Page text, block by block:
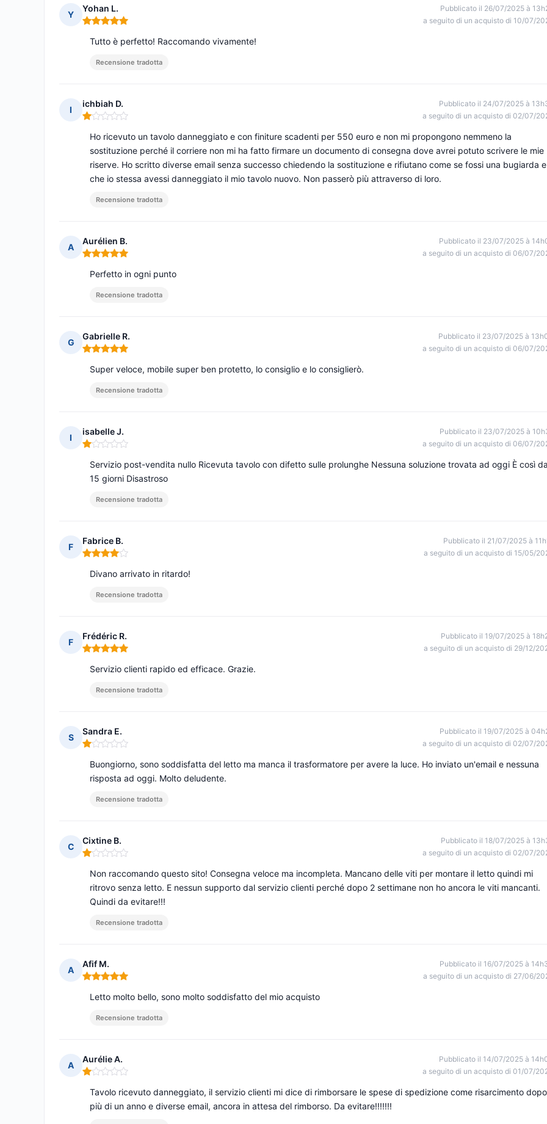
Y
Yohan L.
Nota: 5 su 5
Pubblicato il 26/07/2025 à
a seguito di un acquisto di 10/07/
Tutto è perfetto! Raccomando vivamente!
Recensione tradotta
I
ichbiah D.
Nota: 1 su 5
Pubblicato il 24/07/2025 à
a seguito di un acquisto di 02/07/
Ho ricevuto un tavolo danneggiato e con finiture scadenti per 550 euro e non mi propongono nemmeno la
sostituzione perché il corriere non mi ha fatto firmare un documento di consegna dove avrei potuto scrivere le mie
riserve. Ho scritto diverse email senza successo chiedendo la sostituzione e rifiutano come se fossi una bugiarda e
che io stessa avessi danneggiato il mio tavolo nuovo. Non passerò più attraverso di loro.
Recensione tradotta
A
Aurélien B.
Nota: 5 su 5
Pubblicato il 23/07/2025 à
a seguito di un acquisto di 06/07/
Perfetto in ogni punto
Recensione tradotta
G
Gabrielle R.
Nota: 5 su 5
Pubblicato il 23/07/2025 à
a seguito di un acquisto di 06/07/
Super veloce, mobile super ben protetto, lo consiglio e lo consiglierò.
Recensione tradotta
I
isabelle J.
Nota: 1 su 5
Pubblicato il 23/07/2025 à
a seguito di un acquisto di 06/07/
Servizio post-vendita nullo Ricevuta tavolo con difetto sulle prolunghe Nessuna soluzione trovata ad oggi È così da
15 giorni Disastroso
Recensione tradotta
F
Fabrice B.
Nota: 4 su 5
Pubblicato il 21/07/2025 à
a seguito di un acquisto di 15/05/
Divano arrivato in ritardo!
Recensione tradotta
F
Frédéric R.
Nota: 5 su 5
Pubblicato il 19/07/2025 à
a seguito di un acquisto di 29/12/
Servizio clienti rapido ed efficace. Grazie.
Recensione tradotta
S
Sandra E.
Nota: 1 su 5
Pubblicato il 19/07/2025 à
a seguito di un acquisto di 02/07/
Buongiorno, sono soddisfatta del letto ma manca il trasformatore per avere la luce. Ho inviato un'email e nessuna
risposta ad oggi. Molto deludente.
Recensione tradotta
C
Cixtine B.
Nota: 1 su 5
Pubblicato il 18/07/2025 à
a seguito di un acquisto di 02/07/
Non raccomando questo sito! Consegna veloce ma incompleta. Mancano delle viti per montare il letto quindi mi
ritrovo senza letto. E nessun supporto dal servizio clienti perché dopo 2 settimane non ho ancora le viti mancanti.
Quindi da evitare!!!
Recensione tradotta
A
Afif M.
Nota: 5 su 5
Pubblicato il 16/07/2025 à
a seguito di un acquisto di 27/06/
Letto molto bello, sono molto soddisfatto del mio acquisto
Recensione tradotta
A
Aurélie A.
Nota: 1 su 5
Pubblicato il 14/07/2025 à
a seguito di un acquisto di 01/07/
Tavolo ricevuto danneggiato, il servizio clienti mi dice di rimborsare le spese di spedizione come risarcimento dopo
più di un anno e diverse email, ancora in attesa del rimborso. Da evitare!!!!!!!